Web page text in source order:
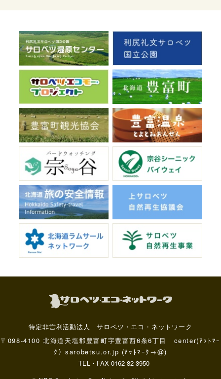
特定非営利活動法人 サロベツ・エコ・ネットワーク
〒098-4100 北海道天塩郡豊富町字豊富西6条6丁目 center(ｱｯﾄﾏｰ
ｸ）sarobetsu.or.jp (ｱｯﾄﾏｰｸ→@)
TEL・FAX 0162-82-3950